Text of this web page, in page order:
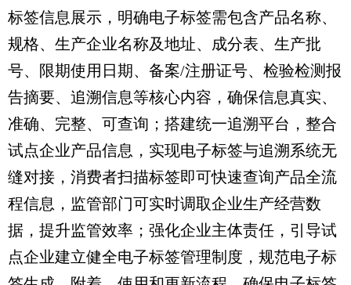
标签信息展示，明确电子标签需包含产品名称、
规格、生产企业名称及地址、成分表、生产批
号、限期使用日期、备案/注册证号、检验检测报
告摘要、追溯信息等核心内容，确保信息真实、
准确、完整、可查询；搭建统一追溯平台，整合
试点企业产品信息，实现电子标签与追溯系统无
缝对接，消费者扫描标签即可快速查询产品全流
程信息，监管部门可实时调取企业生产经营数
据，提升监管效率；强化企业主体责任，引导试
点企业建立健全电子标签管理制度，规范电子标